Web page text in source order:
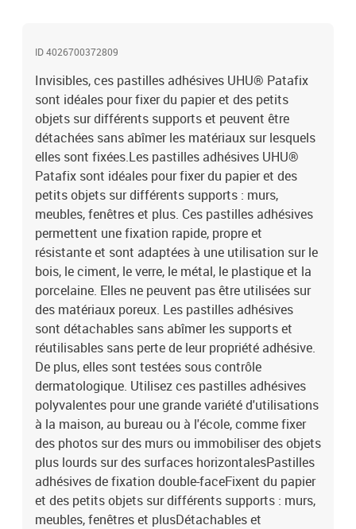
ID 4026700372809
Invisibles, ces pastilles adhésives UHU® Patafix
sont idéales pour fixer du papier et des petits
objets sur différents supports et peuvent être
détachées sans abîmer les matériaux sur lesquels
elles sont fixées.Les pastilles adhésives UHU®
Patafix sont idéales pour fixer du papier et des
petits objets sur différents supports : murs,
meubles, fenêtres et plus. Ces pastilles adhésives
permettent une fixation rapide, propre et
résistante et sont adaptées à une utilisation sur le
bois, le ciment, le verre, le métal, le plastique et la
porcelaine. Elles ne peuvent pas être utilisées sur
des matériaux poreux. Les pastilles adhésives
sont détachables sans abîmer les supports et
réutilisables sans perte de leur propriété adhésive.
De plus, elles sont testées sous contrôle
dermatologique. Utilisez ces pastilles adhésives
polyvalentes pour une grande variété d'utilisations
à la maison, au bureau ou à l'école, comme fixer
des photos sur des murs ou immobiliser des objets
plus lourds sur des surfaces horizontalesPastilles
adhésives de fixation double-faceFixent du papier
et des petits objets sur différents supports : murs,
meubles, fenêtres et plusDétachables et